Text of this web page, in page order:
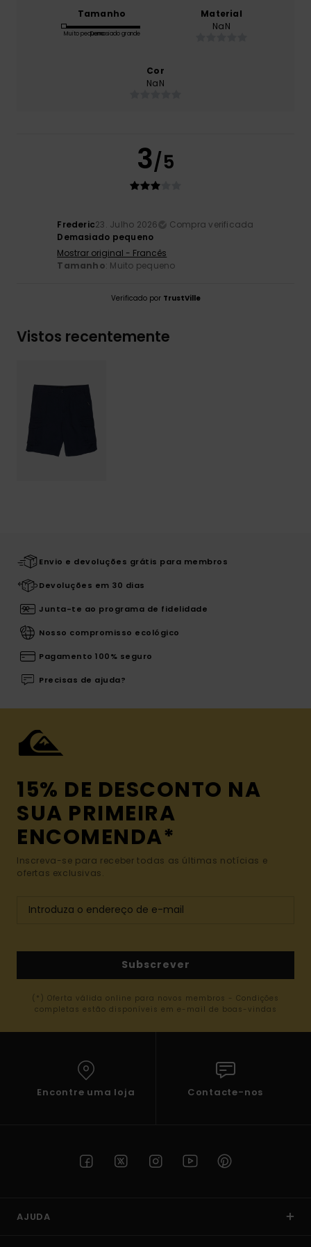
Tamanho
Muito pequenoDemasiado grande
Material
NaN
Cor
NaN
3/5
Frederic23. Julho 2026
Compra verificada
Demasiado pequeno
Mostrar original - Francês
Tamanho: Muito pequeno
Verificado por TrustVille
Vistos recentemente
Envio e devoluções grátis para membros
Devoluções em 30 dias
Junta-te ao programa de fidelidade
Nosso compromisso ecológico
Pagamento 100% seguro
Precisas de ajuda?
15% DE DESCONTO NA
SUA PRIMEIRA
ENCOMENDA*
Inscreva-se para receber todas as últimas notícias e
ofertas exclusivas.
Subscrever
(*) Oferta válida online para novos membros - Condições
completas estão disponíveis em e-mail de boas-vindas
Encontre uma loja Contacte-nos
AJUDA